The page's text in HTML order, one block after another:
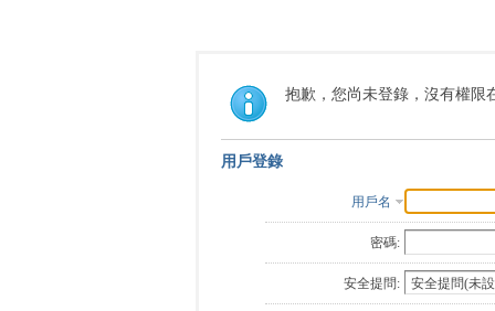
抱歉，您尚未登錄，沒有權限
用戶登錄
用戶名
密碼:
安全提問: